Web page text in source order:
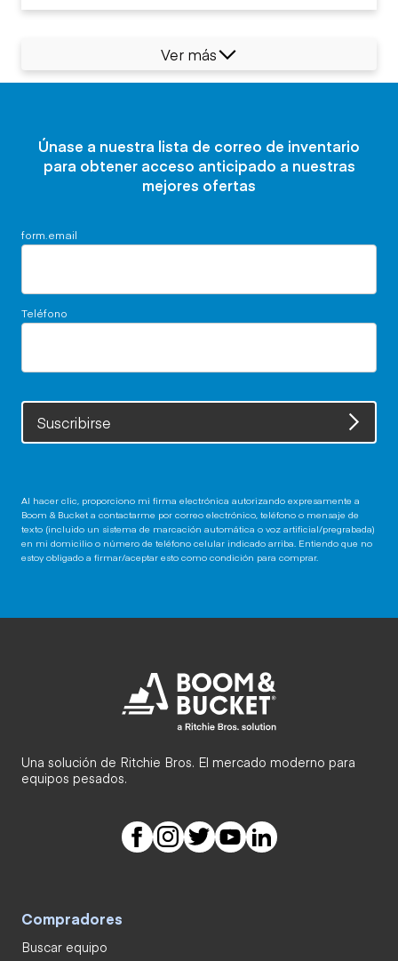
Ver más
Únase a nuestra lista de correo de inventario
para obtener acceso anticipado a nuestras
mejores ofertas
form.email
Teléfono
Suscribirse
Al hacer clic, proporciono mi firma electrónica autorizando expresamente a
Boom & Bucket a contactarme por correo electrónico, teléfono o mensaje de
texto (incluido un sistema de marcación automática o voz artificial/pregrabada)
en mi domicilio o número de teléfono celular indicado arriba. Entiendo que no
estoy obligado a firmar/aceptar esto como condición para comprar.
Una solución de Ritchie Bros. El mercado moderno para
equipos pesados.
Compradores
Buscar equipo